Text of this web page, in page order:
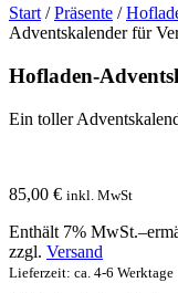
Start /Präsente /
Adventskalender für
Hofladen-
Ein toller
85,00 € inkl. MwSt
Enthält 7%
zzgl. Versand
Lieferzeit: ca. 4-6 Werktage